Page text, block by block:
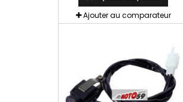
Ajouter au comparateur